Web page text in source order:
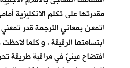
مقدرتها على تكلم الانكليزية
اتمعن بمعاني الترجمة قدر
ابتسامتها الرقيقة . و كلما
افتضاح عينيّ في مراقبة طريقة